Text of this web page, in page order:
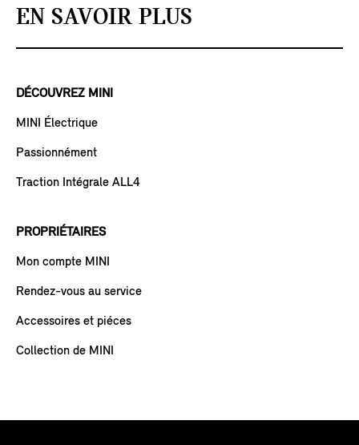
EN SAVOIR PLUS
DÉCOUVREZ MINI
MINI Électrique
Passionnément
Traction Intégrale ALL4
PROPRIÉTAIRES
Mon compte MINI
Rendez-vous au service
Accessoires et piéces
Collection de MINI